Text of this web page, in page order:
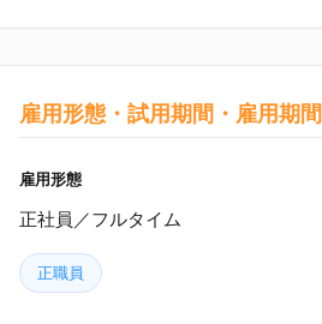
雇用形態・試用期間・雇用期間
雇用形態
正社員／フルタイム
正職員